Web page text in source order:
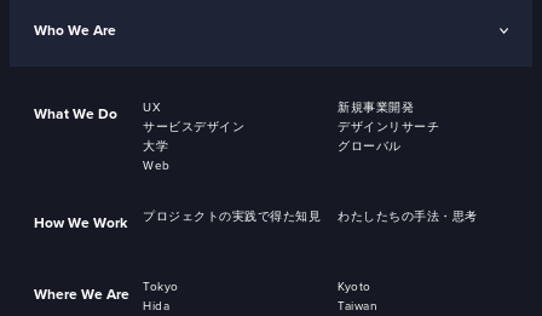
Who We Are
What We Do UX
新規事業開発
サービスデザイン
デザインリサーチ
大学
グローバル
Web
How We Work プロジェクトの実践で得た知見 わたしたちの手法・思考
Where We Are Tokyo
Kyoto
Hida
Taiwan